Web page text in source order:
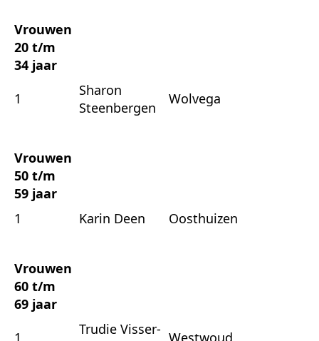
Vrouwen
20 t/m
34 jaar
1
Sharon
Steenbergen
Wolvega
Vrouwen
50 t/m
59 jaar
1
Karin Deen Oosthuizen
Vrouwen
60 t/m
69 jaar
1
Trudie Visser- Westwoud